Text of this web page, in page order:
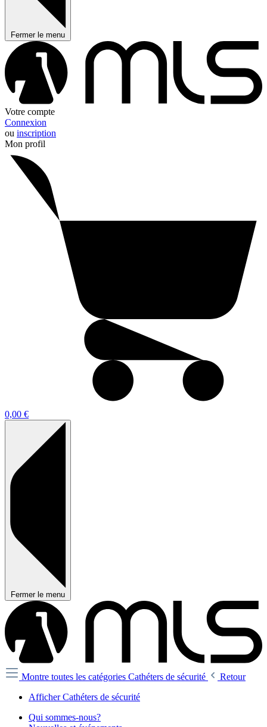
Fermer le menu
Votre compte
Connexion
ou inscription
Mon profil
0,00 €
Fermer le menu
Montre toutes les catégories Cathéters de sécurité
Retour
Afficher Cathéters de sécurité
Qui sommes-nous?